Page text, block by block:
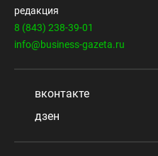
редакция
8 (843) 238-39-01
info@business-gazeta.ru
вконтакте
дзен